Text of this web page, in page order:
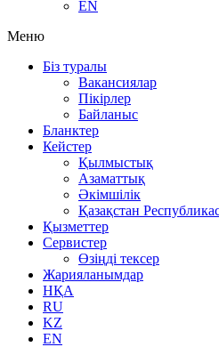
EN
Меню
Біз туралы
Вакансиялар
Пікірлер
Байланыс
Бланктер
Кейстер
Қылмыстық
Азаматтық
Әкімшілік
Қазақстан
Қызметтер
Сервистер
Өзіңді тексер
Жарияланымдар
НҚА
RU
KZ
EN